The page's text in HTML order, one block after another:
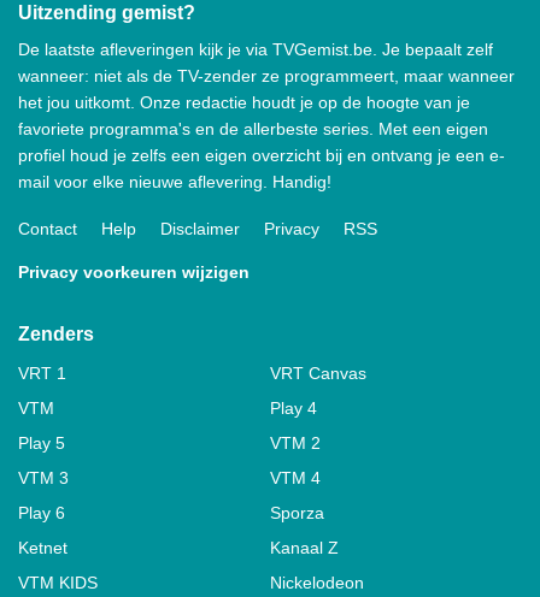
Uitzending gemist?
De laatste afleveringen kijk je via TVGemist.be. Je bepaalt zelf
wanneer: niet als de TV-zender ze programmeert, maar wanneer
het jou uitkomt. Onze redactie houdt je op de hoogte van je
favoriete programma's en de allerbeste series. Met een eigen
profiel houd je zelfs een eigen overzicht bij en ontvang je een e-
mail voor elke nieuwe aflevering. Handig!
Contact Help Disclaimer Privacy RSS
Privacy voorkeuren wijzigen
Zenders
VRT 1
VRT Canvas
VTM
Play 4
Play 5
VTM 2
VTM 3
VTM 4
Play 6
Sporza
Ketnet
Kanaal Z
VTM KIDS
Nickelodeon